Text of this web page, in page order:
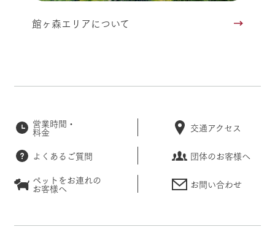
館ヶ森エリアについて
営業時間・
料金 交通アクセス
よくあるご質問
団体のお客様へ
ペットをお連れの
お客様へ お問い合わせ